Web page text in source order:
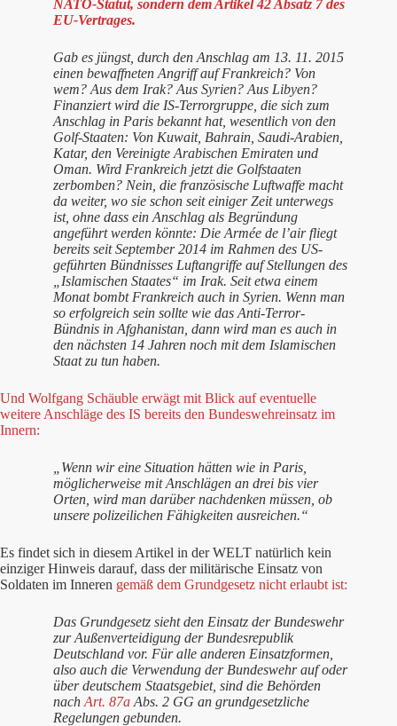
NATO-Statut, sondern dem Artikel 42 Absatz 7 des
EU-Vertrages.
Gab es jüngst, durch den Anschlag am 13. 11. 2015
einen bewaffneten Angriff auf Frankreich? Von
wem? Aus dem Irak? Aus Syrien? Aus Libyen?
Finanziert wird die IS-Terrorgruppe, die sich zum
Anschlag in Paris bekannt hat, wesentlich von den
Golf-Staaten: Von Kuwait, Bahrain, Saudi-Arabien,
Katar, den Vereinigte Arabischen Emiraten und
Oman. Wird Frankreich jetzt die Golfstaaten
zerbomben? Nein, die französische Luftwaffe macht
da weiter, wo sie schon seit einiger Zeit unterwegs
ist, ohne dass ein Anschlag als Begründung
angeführt werden könnte: Die Armée de l’air fliegt
bereits seit September 2014 im Rahmen des US-
geführten Bündnisses Luftangriffe auf Stellungen des
„Islamischen Staates“ im Irak. Seit etwa einem
Monat bombt Frankreich auch in Syrien. Wenn man
so erfolgreich sein sollte wie das Anti-Terror-
Bündnis in Afghanistan, dann wird man es auch in
den nächsten 14 Jahren noch mit dem Islamischen
Staat zu tun haben.
Und Wolfgang Schäuble erwägt mit Blick auf eventuelle
weitere Anschläge des IS bereits den Bundeswehreinsatz im
Innern:
„Wenn wir eine Situation hätten wie in Paris,
möglicherweise mit Anschlägen an drei bis vier
Orten, wird man darüber nachdenken müssen, ob
unsere polizeilichen Fähigkeiten ausreichen.“
Es findet sich in diesem Artikel in der WELT natürlich kein
einziger Hinweis darauf, dass der militärische Einsatz von
Soldaten im Inneren gemäß dem Grundgesetz nicht erlaubt ist:
Das Grundgesetz sieht den Einsatz der Bundeswehr
zur Außenverteidigung der Bundesrepublik
Deutschland vor. Für alle anderen Einsatzformen,
also auch die Verwendung der Bundeswehr auf oder
über deutschem Staatsgebiet, sind die Behörden
nach Art. 87a Abs. 2 GG an grundgesetzliche
Regelungen gebunden.